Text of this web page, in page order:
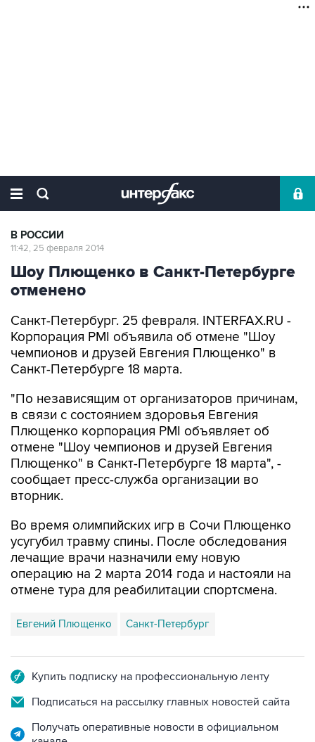
В РОССИИ
11:42, 25 февраля 2014
Шоу Плющенко в Санкт-Петербурге
отменено
Санкт-Петербург. 25 февраля. INTERFAX.RU -
Корпорация PMI объявила об отмене "Шоу
чемпионов и друзей Евгения Плющенко" в
Санкт-Петербурге 18 марта.
"По независящим от организаторов причинам,
в связи с состоянием здоровья Евгения
Плющенко корпорация PMI объявляет об
отмене "Шоу чемпионов и друзей Евгения
Плющенко" в Санкт-Петербурге 18 марта", -
сообщает пресс-служба организации во
вторник.
Во время олимпийских игр в Сочи Плющенко
усугубил травму спины. После обследования
лечащие врачи назначили ему новую
операцию на 2 марта 2014 года и настояли на
отмене тура для реабилитации спортсмена.
Евгений Плющенко Санкт-Петербург
Купить подписку на профессиональную ленту
Подписаться на рассылку главных новостей сайта
Получать оперативные новости в официальном